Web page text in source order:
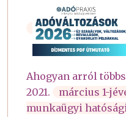
Ahogyan arról
2021.
március 1-
munkaügyi